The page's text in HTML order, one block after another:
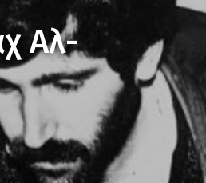
Αλ-